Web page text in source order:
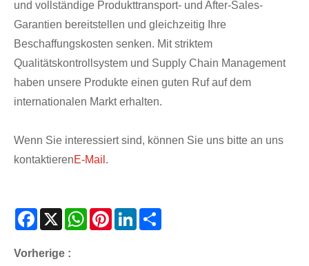
und vollständige Produkttransport- und After-Sales-
Garantien bereitstellen und gleichzeitig Ihre
Beschaffungskosten senken. Mit striktem
Qualitätskontrollsystem und Supply Chain Management
haben unsere Produkte einen guten Ruf auf dem
internationalen Markt erhalten.
Wenn Sie interessiert sind, können Sie uns bitte an uns
kontaktierenE-Mail .
Facebook
X WhatsAppPinterestLinkedIn
Vorherige :